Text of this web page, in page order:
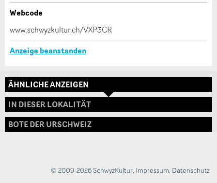
* Eingabe erforderlich
* Eingabe erforderlich
Adresse
Webcode
www.schwyzkultur.ch/VXP3CR
Anzeige beanstanden
ÄHNLICHE ANZEIGEN
IN DIESER LOKALITÄT
BOTE DER URSCHWEIZ
© 2009-2026 SchwyzKultur, Impressum, Datenschutz